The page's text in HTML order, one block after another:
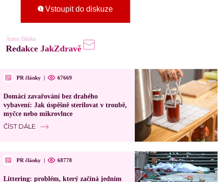
Vstoupit do diskuze
Autor článku
Redakce JakZdravě
PR články | 67669
Domácí zavařování bez drahého
vybavení: Jak úspěšně sterilovat v troubě,
myčce nebo mikrovlnce
ČÍST DÁLE
PR články | 68778
Littering: problém, který začíná jedním